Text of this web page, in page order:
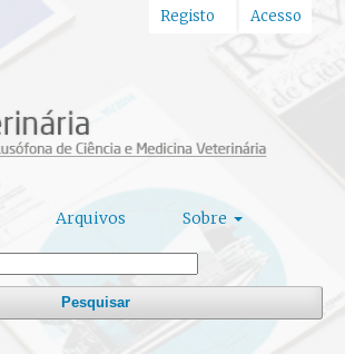
Arquivos Sobre
Pesquisar
Registo Acesso